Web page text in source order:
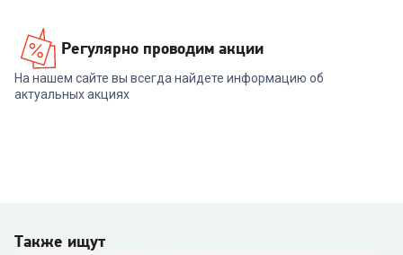
Регулярно проводим акции
На нашем сайте вы всегда найдете информацию об
актуальных акциях
Также ищут